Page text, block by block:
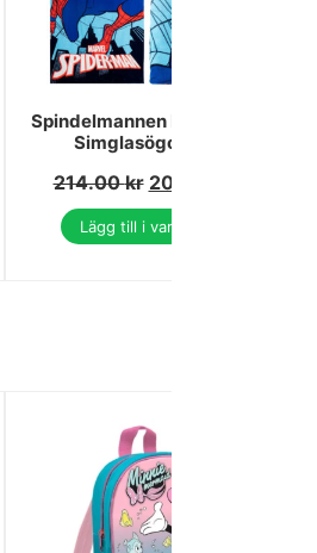
Spindelmannen Handduk &
Simglasögon Set
214.00kr 203.00
Lägg till i varukorg